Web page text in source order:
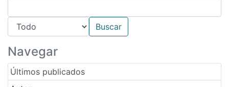
Navegar
Últimos publicados